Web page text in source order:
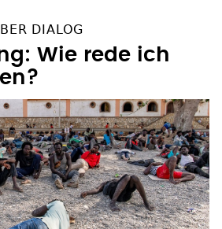
DIALOG
Wie rede ich